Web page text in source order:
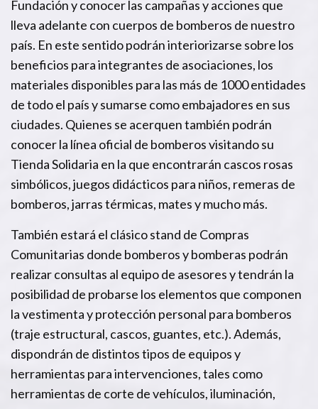
Fundación y conocer las campañas y acciones que
lleva adelante con cuerpos de bomberos de nuestro
país. En este sentido podrán interiorizarse sobre los
beneficios para integrantes de asociaciones, los
materiales disponibles para las más de 1000 entidades
de todo el país y sumarse como embajadores en sus
ciudades. Quienes se acerquen también podrán
conocer la línea oficial de bomberos visitando su
Tienda Solidaria en la que encontrarán cascos rosas
simbólicos, juegos didácticos para niños, remeras de
bomberos, jarras térmicas, mates y mucho más.
También estará el clásico stand de Compras
Comunitarias donde bomberos y bomberas podrán
realizar consultas al equipo de asesores y tendrán la
posibilidad de probarse los elementos que componen
la vestimenta y protección personal para bomberos
(traje estructural, cascos, guantes, etc.). Además,
dispondrán de distintos tipos de equipos y
herramientas para intervenciones, tales como
herramientas de corte de vehículos, iluminación,